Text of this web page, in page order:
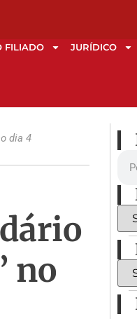
FILIADO JURÍDICO
dia 4
no